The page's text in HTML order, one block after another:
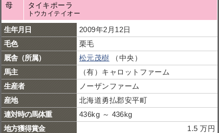
母 タイキポーラ
トウカイテイオー
生年月日
2009年2月12日
毛色
栗毛
厩舎（所属）
松元茂樹 （中央）
馬主
（有）キャロットファーム
生産者
ノーザンファーム
産地
北海道勇払郡安平町
連対時の馬体重
436kg ～ 436kg
地方獲得賞金
1.5 万円